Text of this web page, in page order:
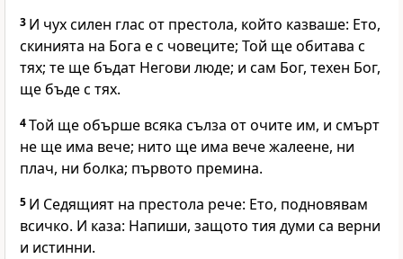
3 И чух силен глас от престола, който казваше: Ето,
скинията на Бога е с човеците; Той ще обитава с
тях; те ще бъдат Негови люде; и сам Бог, техен Бог,
ще бъде с тях.
4Той ще обърше всяка сълза от очите им, и смърт
не ще има вече; нито ще има вече жалеене, ни
плач, ни болка; първото премина.
5 И Седящият на престола рече: Ето, подновявам
всичко. И каза: Напиши, защото тия думи са верни
и истинни.